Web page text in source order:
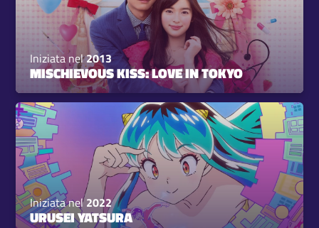
Iniziata nel2013
MISCHIEVOUS KISS: LOVE IN TOKYO
Iniziata nel2022
URUSEI YATSURA